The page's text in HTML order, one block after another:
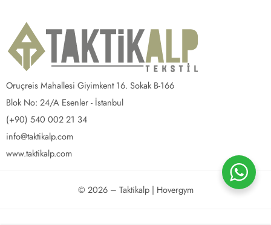
Oruçreis Mahallesi Giyimkent 16. Sokak B-166
Blok No: 24/A Esenler - İstanbul
(+90) 540 002 21 34
info@taktikalp.com
www.taktikalp.com
© 2026 – Taktikalp | Hovergym